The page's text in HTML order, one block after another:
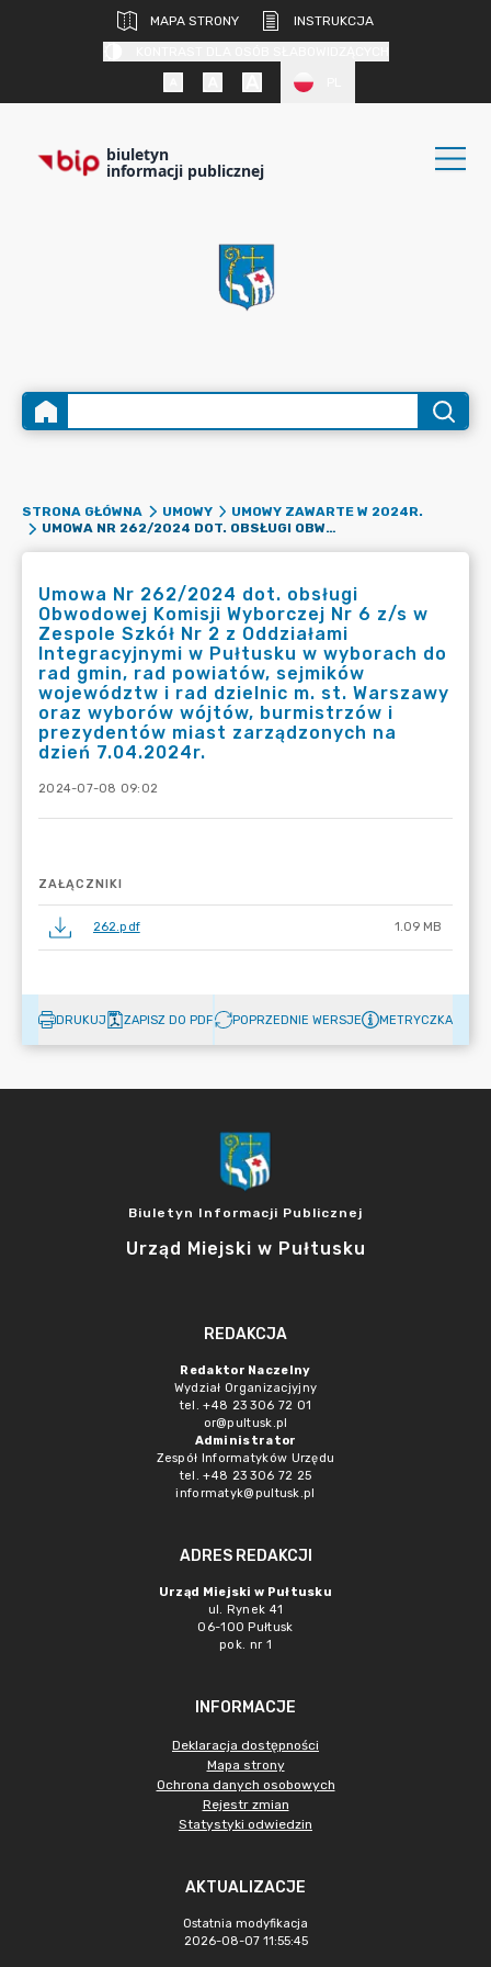
MAPA STRONY
INSTRUKCJA
biuletyn
informacji publicznej
STRONA GŁÓWNA UMOWY
UMOWY ZAWARTE W 2024R.
UMOWA NR 262/2024 DOT. OBSŁUGI OBWODOWEJ KOMISJI WYBORCZEJ NR 6 Z/S W ZESPOLE SZKÓŁ NR 2 Z ODDZIAŁAMI INTEGRACYJNYMI W PUŁTUSKU W WYBORACH DO RAD GMIN, RAD POWIATÓW, SEJMIKÓW WOJEWÓDZTW I RAD DZIELNIC M. ST. WARSZAWY ORAZ WYBORÓW WÓJTÓW, BURMISTRZÓW I PREZYDENTÓW MIAST ZARZĄDZONYCH NA DZIEŃ 7.04.2024R.
Umowa Nr 262/2024 dot. obsługi
Obwodowej Komisji Wyborczej Nr 6 z/s w
Zespole Szkół Nr 2 z Oddziałami
Integracyjnymi w Pułtusku w wyborach do
rad gmin, rad powiatów, sejmików
województw i rad dzielnic m. st. Warszawy
oraz wyborów wójtów, burmistrzów i
prezydentów miast zarządzonych na
dzień 7.04.2024r.
2024-07-08 09:02
ZAŁĄCZNIKI
262.pdf 1.09 MB
DRUKUJ ZAPISZ DO PDF POPRZEDNIE WERSJE METRYCZKA
Biuletyn Informacji Publicznej
Urząd Miejski w Pułtusku
REDAKCJA
Redaktor Naczelny
Wydział Organizacjyjny
tel. +48 23 306 72 01
or@pultusk.pl
Administrator
Zespół Informatyków Urzędu
tel. +48 23 306 72 25
informatyk@pultusk.pl
ADRES REDAKCJI
Urząd Miejski w Pułtusku
ul. Rynek 41
06-100 Pułtusk
pok. nr 1
INFORMACJE
Deklaracja dostępności
Mapa strony
Ochrona danych osobowych
Rejestr zmian
Statystyki odwiedzin
AKTUALIZACJE
Ostatnia modyfikacja
2026-08-07 11:55:45